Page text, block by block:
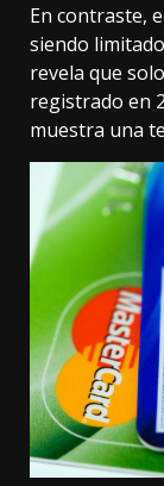
En contraste,
siendo
revela que
registrado en
muestra una